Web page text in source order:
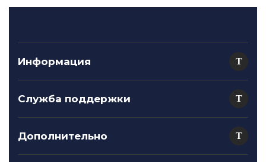
Информация
Служба поддержки
Дополнительно